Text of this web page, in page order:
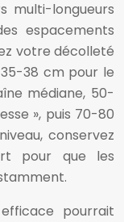
multi-longueurs
espacements
votre décolleté
38 cm pour le
médiane, 50-
», puis 70-80
conservez
pour que les
pourrait